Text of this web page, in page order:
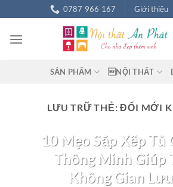
đến
nội
0787 966 167 Giới thiệu
SẢN PHẨM NỘI THẤT
LƯU TRỮ THẺ:ĐỔI MỚI
10 Mẹo Sắp Xếp Tủ
Thông Minh Giúp
Không Gian